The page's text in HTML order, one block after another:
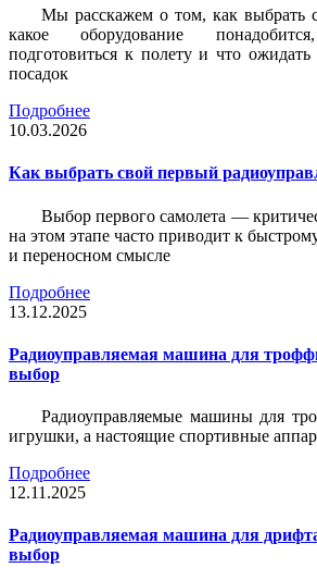
Мы расскажем о том, как выбрать
какое оборудование
подготовиться к полету и что
посадок
Подробнее
10.03.2026
Как выбрать свой первый
Выбор первого самолета —
на этом этапе часто приводит к
и переносном смысле
Подробнее
13.12.2025
Радиоуправляемая машина для
выбор
Радиоуправляемые машины для
игрушки, а настоящие спортивные
Подробнее
12.11.2025
Радиоуправляемая машина для
выбор